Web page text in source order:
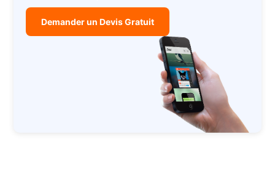
Demander un Devis Gratuit